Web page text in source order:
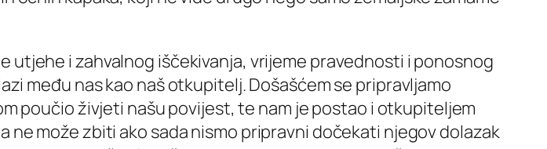
utjehe i zahvalnog iščekivanja, vrijeme pravednosti i ponosnog
među nas kao naš otkupitelj. Došašćem se pripravljamo
poučio živjeti našu povijest, te nam je postao i otkupiteljem
ne može zbiti ako sada nismo pripravni dočekati njegov dolazak